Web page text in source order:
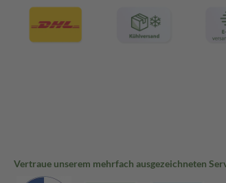
Vertraue unserem mehrfach ausgezeichneten